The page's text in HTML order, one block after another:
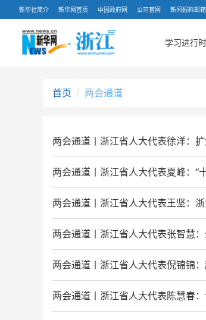
新华社简介 新华网首页 中国政府网 公司官网 新闻报料邮箱
学习进行时
首页 两会通道
两会通道丨浙江省人大代表徐洋：
两会通道丨浙江省人大代表夏峰：“
两会通道丨浙江省人大代表王坚：
两会通道丨浙江省人大代表张智慧
两会通道丨浙江省人大代表倪锦锦
两会通道丨浙江省人大代表陈慧春